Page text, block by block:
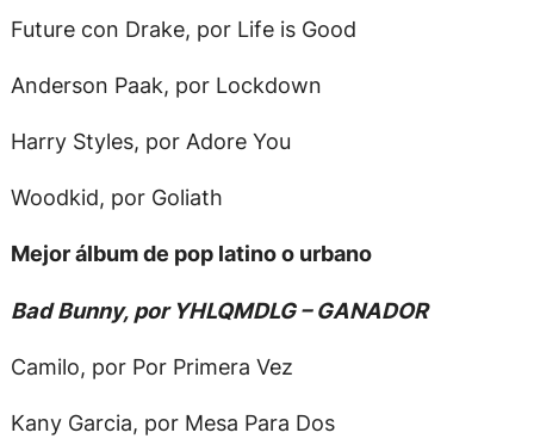
Future con Drake, por Life is Good
Anderson Paak, por Lockdown
Harry Styles, por Adore You
Woodkid, por Goliath
Mejor álbum de pop latino o urbano
Bad Bunny, por YHLQMDLG – GANADOR
Camilo, por Por Primera Vez
Kany Garcia, por Mesa Para Dos